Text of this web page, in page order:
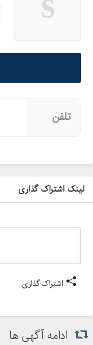
تلفن
لینک اشتراک گذاری
اشتراک گذاری
ادامه آگهی ها